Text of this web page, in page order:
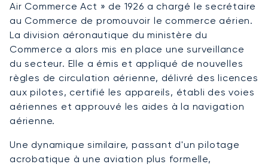
Air Commerce Act » de 1926 a chargé le secrétaire
au Commerce de promouvoir le commerce aérien.
La division aéronautique du ministère du
Commerce a alors mis en place une surveillance
du secteur. Elle a émis et appliqué de nouvelles
règles de circulation aérienne, délivré des licences
aux pilotes, certifié les appareils, établi des voies
aériennes et approuvé les aides à la navigation
aérienne.
Une dynamique similaire, passant d'un pilotage
acrobatique à une aviation plus formelle,